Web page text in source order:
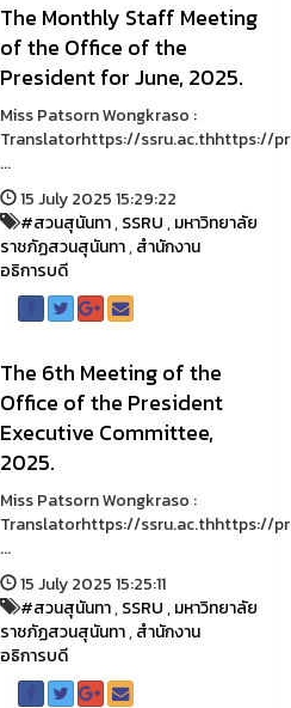
The Monthly Staff Meeting
of the Office of the
President for June, 2025.
Miss Patsorn Wongkraso :
Translatorhttps://ssru.ac.thhttps://
...
15 July 2025 15:29:22
#สวนสุนันทา,SSRU,มหาวิทยาลัย
ราชภัฏสวนสุนันทา,สำนักงาน
อธิการบดี
The 6th Meeting of the
Office of the President
Executive Committee,
2025.
Miss Patsorn Wongkraso :
Translatorhttps://ssru.ac.thhttps://
...
15 July 2025 15:25:11
#สวนสุนันทา,SSRU,มหาวิทยาลัย
ราชภัฏสวนสุนันทา,สำนักงาน
อธิการบดี